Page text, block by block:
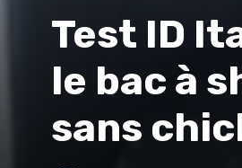
Test ID
le bac à
sans